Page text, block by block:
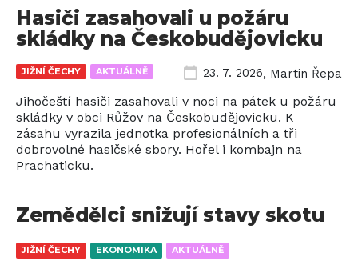
JIŽNÍ ČECHY AKTUÁLNĚ
Hasiči zasahovali u požáru
skládky na Českobudějovicku
23. 7. 2026, Martin Řepa
Jihočeští hasiči zasahovali v noci na pátek u požáru
skládky v obci Růžov na Českobudějovicku. K
zásahu vyrazila jednotka profesionálních a tři
dobrovolné hasičské sbory. Hořel i kombajn na
Prachaticku.
JIŽNÍ ČECHY EKONOMIKA AKTUÁLNĚ
Zemědělci snižují stavy skotu